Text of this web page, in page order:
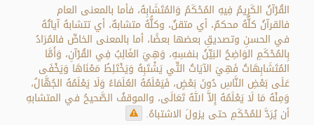
القُرْآنُ الكَرِيمُ فِيهِ المُحْكَمُ وَالمُتَشَابِهُ، فأما بالمعنى العام
فالقرآنُ كلُّهُ محكمٌ، أي متقنٌ، وكلُّهُ متشابهٌ، أي تتشابهُ آياتُهُ
في الحسنِ وتصديقِ بعضها بعضًا، أما بالمعنى الخاصِّ فالمُرَادُ
بِالمُحْكَمِ الوَاضِحُ البَيِّنُ بنفسِهِ، وَهِيَ الغَالِبُ فِي القُرْآنِ، وَأَمَّا
المُتَشَابِهَاتُ فَهِيَ الآيَاتُ التِّي يَشْتَبِهُ وَيَخْتَلِطُ مَعْنَاهَا وَيَخْفَى
عَلَى بَعْضِ النَّاسِ دُونَ بَعْضٍ، فَيَعْلَمُهُ العُلَمَاءُ وَلَا يَعْلَمُهُ الجُهَّالُ،
وَمِنْهُ مَا لَا يَعْلَمُهُ إِلاَّ اللهُ تَعَالَى، والموقفُ الصَّحيحُ في المتشابهِ
أن يُرَدَّ للمُحْكَمِ حتى يزولَ الاشتباهُ.